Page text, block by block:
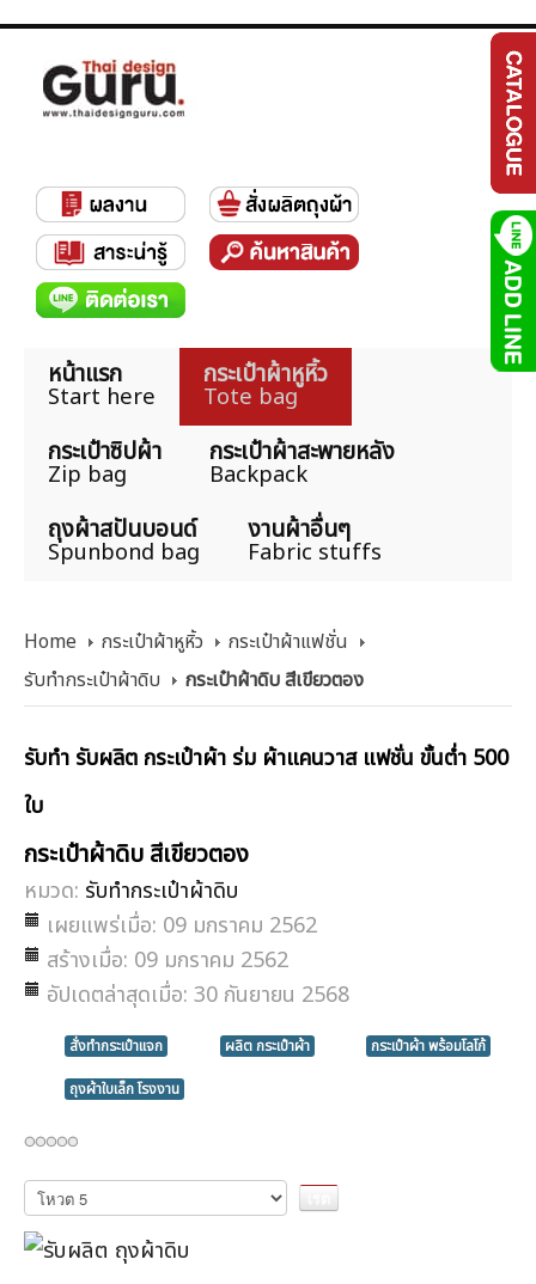
หน้าแรก
Start here
กระเป๋าผ้าหูหิ้ว
Tote bag
กระเป๋าซิปผ้า
Zip bag
กระเป๋าผ้าสะพายหลัง
Backpack
ถุงผ้าสปันบอนด์
Spunbond bag
งานผ้าอื่นๆ
Fabric stuffs
Home กระเป๋าผ้าหูหิ้ว
กระเป๋าผ้าแฟชั่น
รับทำกระเป๋าผ้าดิบ
กระเป๋าผ้าดิบ สีเขียวตอง
รับทำ รับผลิต กระเป๋าผ้า ร่ม ผ้าแคนวาส แฟชั่น ขั้นต่ำ 500
ใบ
กระเป๋าผ้าดิบ สีเขียวตอง
หมวด: รับทำกระเป๋าผ้าดิบ
เผยแพร่เมื่อ: 09 มกราคม 2562
สร้างเมื่อ: 09 มกราคม 2562
อัปเดตล่าสุดเมื่อ: 30 กันยายน 2568
สั่งทำกระเป๋าแจก ผลิต กระเป๋าผ้า
กระเป๋าผ้า พร้อมโลโก้
ถุงผ้าใบเล็ก โรงงาน
กรุณา
ให้
คะแนน